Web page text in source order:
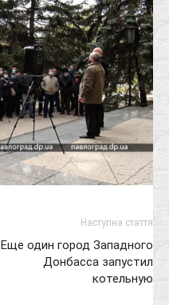
Наступна стаття
Еще один город Западного
Донбасса запустил
котельную